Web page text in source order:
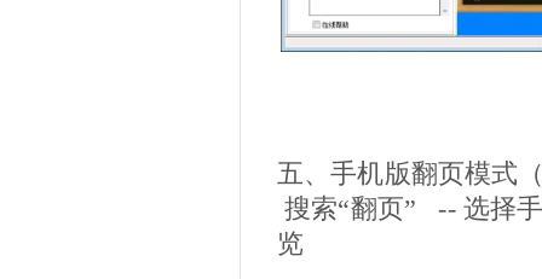
五、手机版翻页模式
搜索“翻页” -- 选择
览